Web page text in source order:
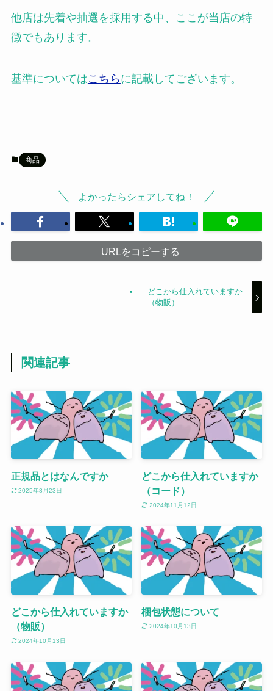
他店は先着や抽選を採用する中、ここが当店の特
徴でもあります。
基準についてはこちらに記載してございます。
商品
よかったらシェアしてね！
URLをコピーする
どこから仕入れていますか
（物販）
関連記事
正規品とはなんですか
2025年8月23日
どこから仕入れていますか
（コード）
2024年11月12日
どこから仕入れていますか
（物販）
2024年10月13日
梱包状態について
2024年10月13日